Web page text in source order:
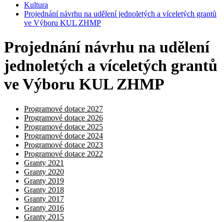
Kultura
Projednání návrhu na udělení jednoletých a víceletých grantů
ve Výboru KUL ZHMP
Projednání návrhu na udělení
jednoletých a víceletých grantů
ve Výboru KUL ZHMP
Programové dotace 2027
Programové dotace 2026
Programové dotace 2025
Programové dotace 2024
Programové dotace 2023
Programové dotace 2022
Granty 2021
Granty 2020
Granty 2019
Granty 2018
Granty 2017
Granty 2016
Granty 2015